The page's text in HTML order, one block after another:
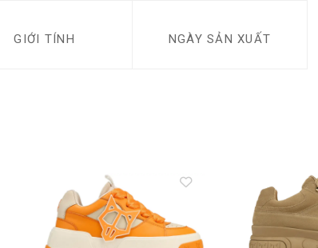
GIỚI TÍNH NGÀY SẢN XUẤT
Add to
wishlist